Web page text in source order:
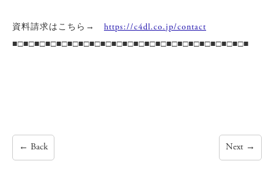
資料請求はこちら→ https://c4dl.co.jp/contact
■□■□■□■□■□■□■□■□■□■□■□■□■□■□■□■□■□■□■□■□■□■
← Back Next →